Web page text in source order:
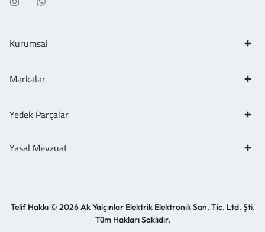
Kurumsal
Markalar
Yedek Parçalar
Yasal Mevzuat
Telif Hakkı © 2026 Ak Yalçınlar Elektrik Elektronik San. Tic. Ltd. Şti.
Tüm Hakları Saklıdır.